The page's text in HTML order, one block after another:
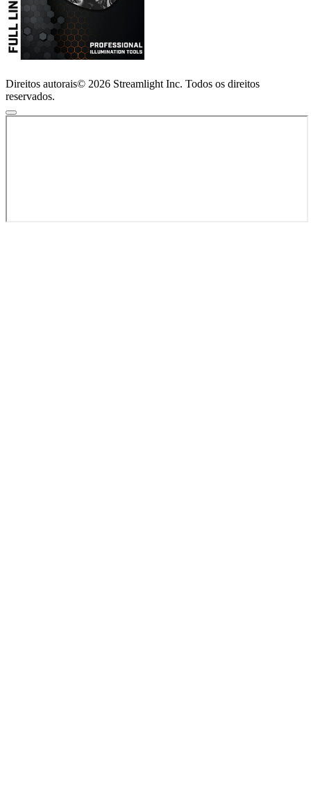
Direitos autorais© 2026 Streamlight Inc. Todos os direitos
reservados.